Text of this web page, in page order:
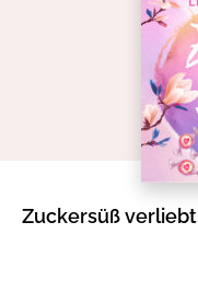
Zuckersüß verliebt